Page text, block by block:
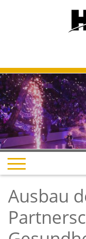
Ausbau